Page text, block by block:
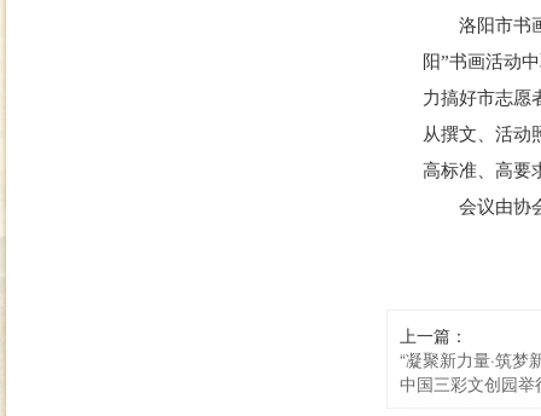
洛阳市书画
阳”书画活动
力搞好市志愿
从撰文、活动
高标准、高要
会议由协会
上一篇：
“凝聚新力量·筑梦
中国三彩文创园举